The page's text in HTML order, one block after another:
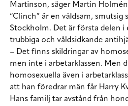
Martinson, säger Martin
”Clinch” är en våldsam, smutsig
Stockholm. Det är första delen i
trubbiga och våldsidkande
– Det finns skildringar av
men inte i arbetarklassen. Men
homosexuella även i
att han föredrar män får Harry
Hans familj tar avstånd från